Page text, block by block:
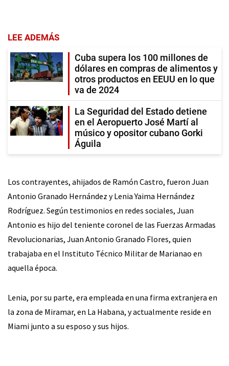
LEE ADEMÁS
Cuba supera los 100 millones de
dólares en compras de alimentos y
otros productos en EEUU en lo que
va de 2024
La Seguridad del Estado detiene
en el Aeropuerto José Martí al
músico y opositor cubano Gorki
Águila
Los contrayentes, ahijados de Ramón Castro, fueron Juan
Antonio Granado Hernández y Lenia Yaima Hernández
Rodríguez. Según testimonios en redes sociales, Juan
Antonio es hijo del teniente coronel de las Fuerzas Armadas
Revolucionarias, Juan Antonio Granado Flores, quien
trabajaba en el Instituto Técnico Militar de Marianao en
aquella época.
Lenia, por su parte, era empleada en una firma extranjera en
la zona de Miramar, en La Habana, y actualmente reside en
Miami junto a su esposo y sus hijos.